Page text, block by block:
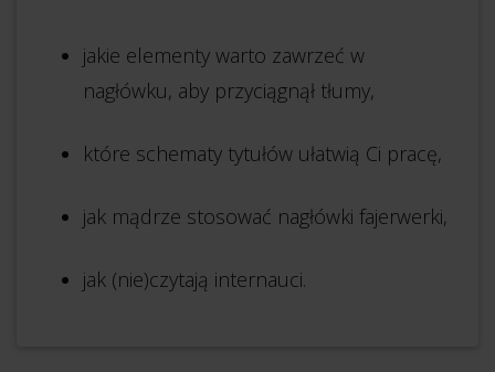
jakie elementy warto zawrzeć w
nagłówku, aby przyciągnął tłumy,
które schematy tytułów ułatwią Ci pracę,
jak mądrze stosować nagłówki fajerwerki,
jak (nie)czytają internauci.